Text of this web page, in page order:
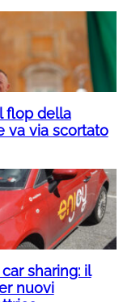
flop della
va via scortato
sharing: il
nuovi